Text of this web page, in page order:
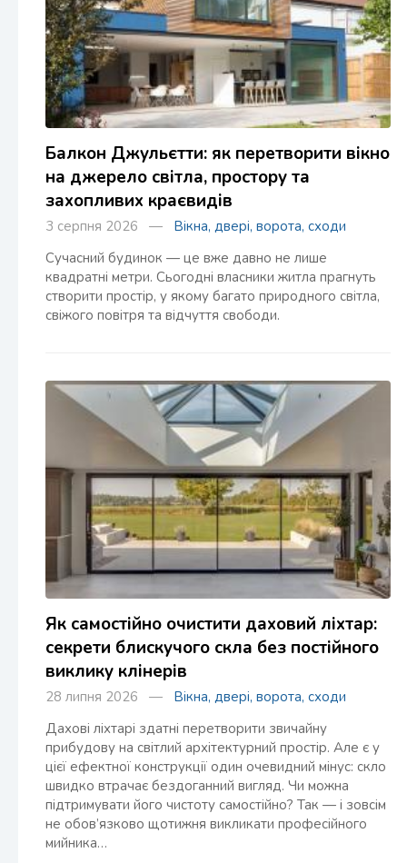
Балкон Джульєтти: як перетворити вікно
на джерело світла, простору та
захопливих краєвидів
3 серпня 2026 — Вікна, двері, ворота, сходи
Сучасний будинок — це вже давно не лише
квадратні метри. Сьогодні власники житла прагнуть
створити простір, у якому багато природного світла,
свіжого повітря та відчуття свободи.
Як самостійно очистити даховий ліхтар:
секрети блискучого скла без постійного
виклику клінерів
28 липня 2026 — Вікна, двері, ворота, сходи
Дахові ліхтарі здатні перетворити звичайну
прибудову на світлий архітектурний простір. Але є у
цієї ефектної конструкції один очевидний мінус: скло
швидко втрачає бездоганний вигляд. Чи можна
підтримувати його чистоту самостійно? Так — і зовсім
не обов’язково щотижня викликати професійного
мийника…